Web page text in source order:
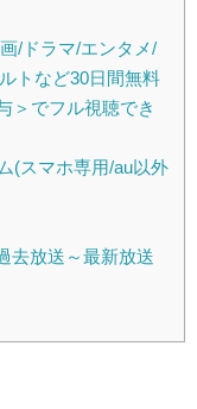
/ドラマ/エンタメ/
トなど30日間無料
＞でフル視聴でき
(スマホ専用/au以外
去放送～最新放送